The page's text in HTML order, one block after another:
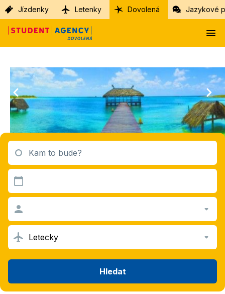
Jízdenky Letenky Dovolená Jazykové
Kam to bude?
Letecky
Hledat